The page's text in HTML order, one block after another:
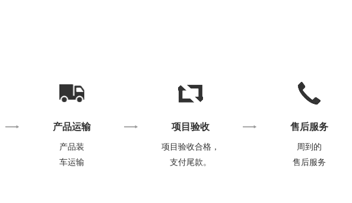
产品运输
产品装
车运输
项目验收
项目验收合格，
支付尾款。
售后服务
周到的
售后服务